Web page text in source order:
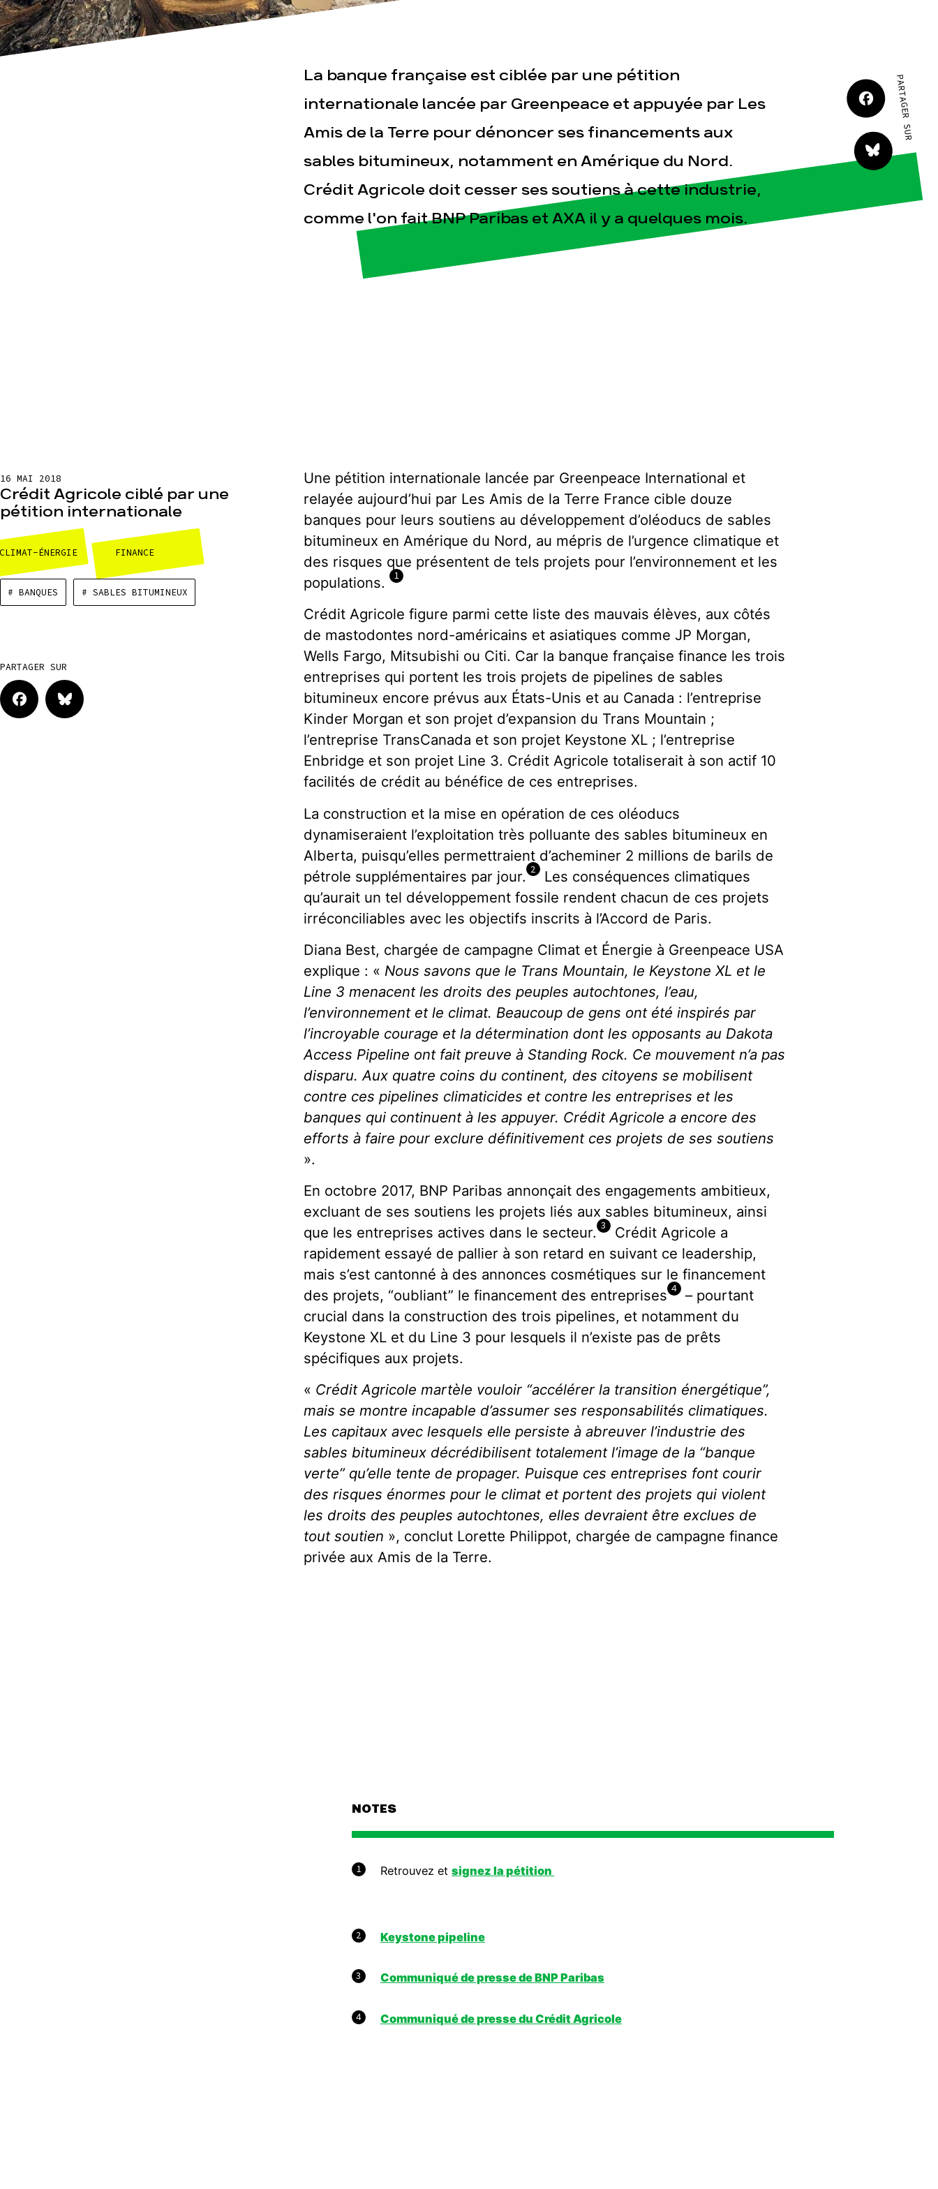
Espace presse Publications Contact
La banque française est ciblée par une pétition
internationale lancée par Greenpeace et appuyée par Les
Amis de la Terre pour dénoncer ses financements aux
sables bitumineux, notamment en Amérique du Nord.
Crédit Agricole doit cesser ses soutiens à cette industrie,
comme l'on fait BNP Paribas et AXA il y a quelques mois.
PARTAGER SUR
16 MAI 2018
Crédit Agricole ciblé par une
pétition internationale
ÉNERGIE FINANCE
# BANQUES # SABLES BITUMINEUX
PARTAGER SUR
Une pétition internationale lancée par Greenpeace International et
relayée aujourd’hui par Les Amis de la Terre France cible douze
banques pour leurs soutiens au développement d’oléoducs de sables
bitumineux en Amérique du Nord, au mépris de l’urgence climatique et
des risques que présentent de tels projets pour l’environnement et les
populations. 1
Crédit Agricole figure parmi cette liste des mauvais élèves, aux côtés
de mastodontes nord-américains et asiatiques comme JP Morgan,
Wells Fargo, Mitsubishi ou Citi. Car la banque française finance les trois
entreprises qui portent les trois projets de pipelines de sables
bitumineux encore prévus aux États-Unis et au Canada : l’entreprise
Kinder Morgan et son projet d’expansion du Trans Mountain ;
l’entreprise TransCanada et son projet Keystone XL ; l’entreprise
Enbridge et son projet Line 3. Crédit Agricole totaliserait à son actif 10
facilités de crédit au bénéfice de ces entreprises.
La construction et la mise en opération de ces oléoducs
dynamiseraient l’exploitation très polluante des sables bitumineux en
Alberta, puisqu’elles permettraient d’acheminer 2 millions de barils de
pétrole supplémentaires par jour. 2
Les conséquences climatiques
qu’aurait un tel développement fossile rendent chacun de ces projets
irréconciliables avec les objectifs inscrits à l’Accord de Paris.
Diana Best, chargée de campagne Climat et Énergie à Greenpeace USA
explique : « Nous savons que le Trans Mountain, le Keystone XL et le
Line 3 menacent les droits des peuples autochtones, l’eau,
l’environnement et le climat. Beaucoup de gens ont été inspirés par
l’incroyable courage et la détermination dont les opposants au Dakota
Access Pipeline ont fait preuve à Standing Rock. Ce mouvement n’a pas
disparu. Aux quatre coins du continent, des citoyens se mobilisent
contre ces pipelines climaticides et contre les entreprises et les
banques qui continuent à les appuyer. Crédit Agricole a encore des
efforts à faire pour exclure définitivement ces projets de ses soutiens
».
En octobre 2017, BNP Paribas annonçait des engagements ambitieux,
excluant de ses soutiens les projets liés aux sables bitumineux, ainsi
que les entreprises actives dans le secteur. 3
Crédit Agricole a
rapidement essayé de pallier à son retard en suivant ce leadership,
mais s’est cantonné à des annonces cosmétiques sur le financement
des projets, “oubliant” le financement des entreprises 4
– pourtant
crucial dans la construction des trois pipelines, et notamment du
Keystone XL et du Line 3 pour lesquels il n’existe pas de prêts
spécifiques aux projets.
« Crédit Agricole martèle vouloir “accélérer la transition énergétique”,
mais se montre incapable d’assumer ses responsabilités climatiques.
Les capitaux avec lesquels elle persiste à abreuver l’industrie des
sables bitumineux décrédibilisent totalement l’image de la “banque
verte” qu’elle tente de propager. Puisque ces entreprises font courir
des risques énormes pour le climat et portent des projets qui violent
les droits des peuples autochtones, elles devraient être exclues de
tout soutien », conclut Lorette Philippot, chargée de campagne finance
privée aux Amis de la Terre.
NOTES
1 Retrouvez etsignez la pétition
2 Keystone pipeline
3 Communiqué de presse de BNP Paribas
4 Communiqué de presse du Crédit Agricole